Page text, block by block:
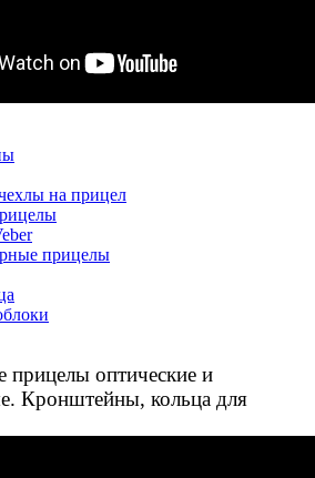
на прицел
прицелы
прицелы оптические и
Кронштейны, кольца для